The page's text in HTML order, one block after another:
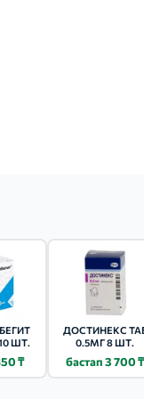
ШТ.
₸
ДОСТИНЕКС
0.5МГ 8 ШТ.
бастап 3 700 ₸